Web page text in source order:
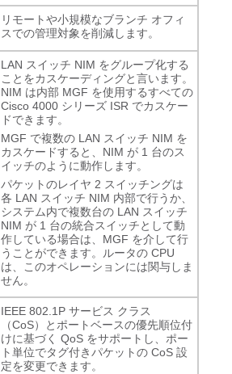
リモートや小規模なブランチ オフィ
スでの管理対象を削減します。
LAN スイッチ NIM をグループ化する
ことをカスケーディングと言います。
NIM は内部 MGF を使用するすべての
Cisco 4000 シリーズ ISR でカスケー
ドできます。
MGF で複数の LAN スイッチ NIM を
カスケードすると、NIM が 1 台のス
イッチのように動作します。
パケットのレイヤ 2 スイッチングは
各 LAN スイッチ NIM 内部で行うか、
システム内で複数台の LAN スイッチ
NIM が 1 台の統合スイッチとして動
作している場合は、MGF を介して行
うことができます。ルータの CPU
は、このオペレーションには関与しま
せん。
IEEE 802.1P サービス クラス
（CoS）とポートベースの優先順位付
けに基づく QoS をサポートし、ポー
ト単位でタグ付きパケットの CoS 設
定を変更できます。